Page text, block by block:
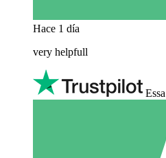
Hace 1 día
very helpfull